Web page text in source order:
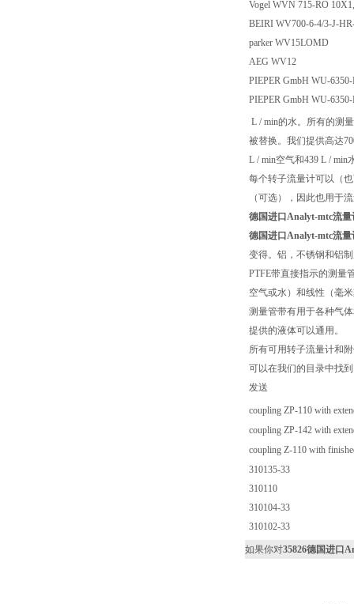
Vogel WVN 715-RO
BEIRI WV700-6-4/3-J-
parker WV15LOMD
AEG WV12
PIEPER GmbH WU-
PIEPER GmbH WU-
L / min的水。所有的测
被替换。我们提供高达
L / min空气和439 L / min
每个转子流量计可以（
（可选），因此也用于
德国进口Analyt-mtc流量
德国进口Analyt-mtc流量
变得。铝，不锈钢和铝
PTFE带直接指示的测量
空气或水）和线性（毫
测量管带有用于各种气
提供的液体可以通用。
所有可用转子流量计和
可以在我们的目录中找
发送
coupling ZP-110 with
coupling ZP-142 with
coupling Z-110 with
310135-33
310110
310104-33
310102-33
如果你对35826德国进口